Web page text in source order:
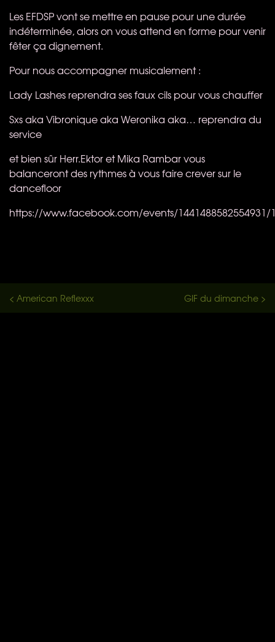
Les EFDSPvont se mettre en pause pour une durée
indéterminée, alors on vous attend en forme pour venir
fêter ça dignement.
Pour nous accompagner musicalement :
Lady Lashes​ reprendra ses faux cils pour vous chauffer
Sxs aka Vibronique aka Weronika aka… reprendra du
service
et bien sûr Herr.Ektor et Mika Rambar vous
balanceront des rythmes à vous faire crever sur le
dancefloor
https://www.facebook.com/events/1441488582554931/
GIF du dimanche >
< American Reflexxx